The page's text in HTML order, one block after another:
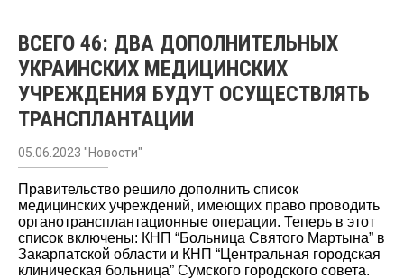
ВСЕГО 46: ДВА ДОПОЛНИТЕЛЬНЫХ
УКРАИНСКИХ МЕДИЦИНСКИХ
УЧРЕЖДЕНИЯ БУДУТ ОСУЩЕСТВЛЯТЬ
ТРАНСПЛАНТАЦИИ
05.06.2023 "Новости"
Правительство решило дополнить список
медицинских учреждений, имеющих право проводить
органотрансплантационные операции. Теперь в этот
список включены: КНП “Больница Святого Мартына” в
Закарпатской области и КНП “Центральная городская
клиническая больница” Сумского городского совета.